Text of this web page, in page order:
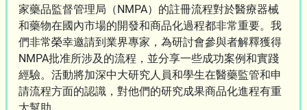
家藥品監督管理局（NMPA）的註冊流程對於醫療器械
和藥物在國內市場的開發和商品化過程都非常重要。我
們非常榮幸邀請到業界專家，為研討會參與者解釋獲得
NMPA批准所涉及的流程，並分享一些成功案例和實踐
經驗。活動將加深中大研究人員和學生在醫藥監管和申
請流程方面的認識，對他們的研究成果商品化進程有重
大幫助。